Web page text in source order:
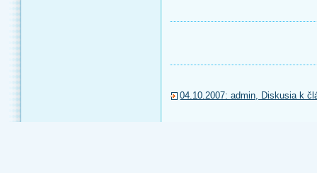
04.10.2007: admin, Diskusia k